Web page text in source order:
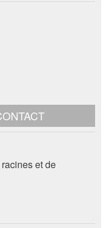
de
et de